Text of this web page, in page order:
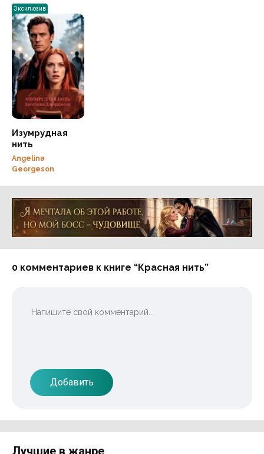
Эксклюзив
Изумрудная
нить
Angelina
Georgeson
Реклама 16+ АО «ЛитГород»
0 комментариев к книге “Красная нить”
Добавить
Лучшие в жанре